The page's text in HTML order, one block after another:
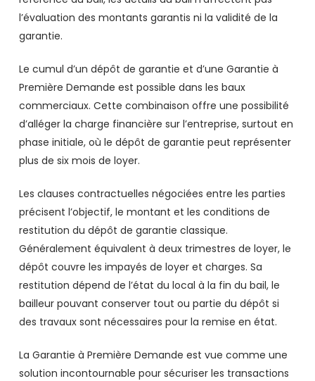
l’évaluation des montants garantis ni la validité de la
garantie.
Le cumul d’un dépôt de garantie et d’une Garantie à
Première Demande est possible dans les baux
commerciaux. Cette combinaison offre une possibilité
d’alléger la charge financière sur l’entreprise, surtout en
phase initiale, où le dépôt de garantie peut représenter
plus de six mois de loyer.
Les clauses contractuelles négociées entre les parties
précisent l’objectif, le montant et les conditions de
restitution du dépôt de garantie classique.
Généralement équivalent à deux trimestres de loyer, le
dépôt couvre les impayés de loyer et charges. Sa
restitution dépend de l’état du local à la fin du bail, le
bailleur pouvant conserver tout ou partie du dépôt si
des travaux sont nécessaires pour la remise en état.
La Garantie à Première Demande est vue comme une
solution incontournable pour sécuriser les transactions